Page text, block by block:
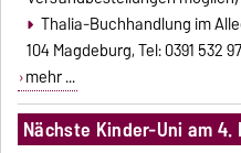
Thalia-Buchhandlung im
104 Magdeburg, Tel: 0391 532
mehr ...
Nächste Kinder-Uni am 4.